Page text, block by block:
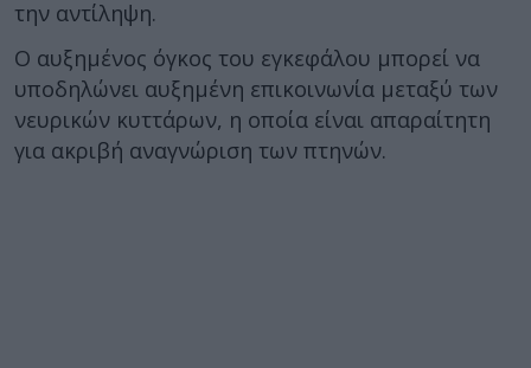
την αντίληψη.
Ο αυξημένος όγκος του εγκεφάλου μπορεί να
υποδηλώνει αυξημένη επικοινωνία μεταξύ των
νευρικών κυττάρων, η οποία είναι απαραίτητη
για ακριβή αναγνώριση των πτηνών.